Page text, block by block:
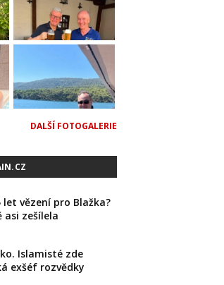
DALŠÍ FOTOGALERIE
vězení pro Blažka?
zešílela
Islamisté zde
exšéf rozvědky